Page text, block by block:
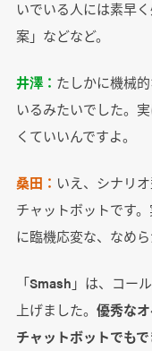
いでいる人には素早
案」などなど。
井澤： たしかに機械
いるみたいでした。
くていいんですよ。
桑田： いえ、シナリ
チャットボットです
に臨機応変な、なめ
「Smash」は、コー
上げました。 優秀な
チャットボットでも